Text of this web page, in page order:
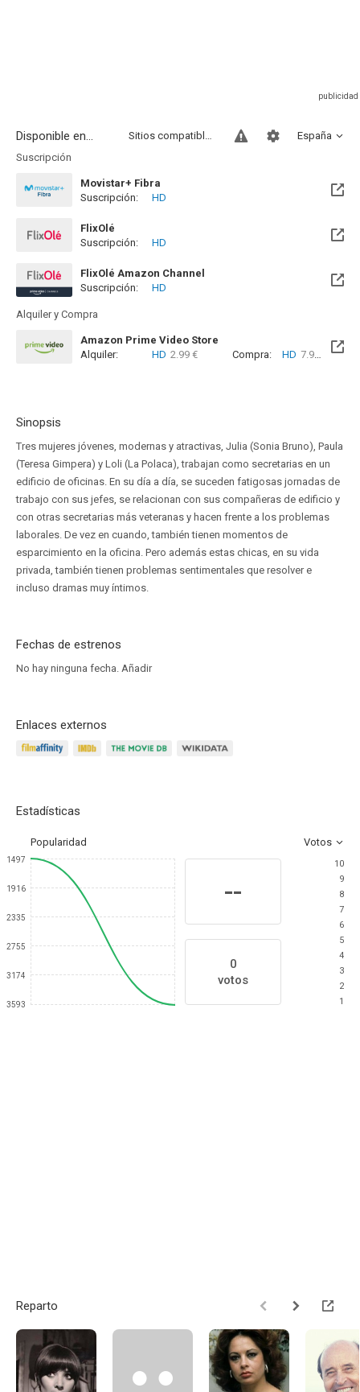
Disponible en... España
Sitios compatibles
Suscripción
Movistar+ Fibra
Disponible hasta el Vie, 01 Ene 2100 (Quedan 73 años)
Suscripción: HD
FlixOlé
Suscripción:
HD
FlixOlé Amazon Channel
Suscripción:
HD
Alquiler y Compra
Amazon Prime Video Store
Alquiler:
HD 2.99 € Compra: HD 7.99 €
Sinopsis
Tres mujeres jóvenes, modernas y atractivas, Julia (Sonia Bruno), Paula
(Teresa Gimpera) y Loli (La Polaca), trabajan como secretarias en un
edificio de oficinas. En su día a día, se suceden fatigosas jornadas de
trabajo con sus jefes, se relacionan con sus compañeras de edificio y
con otras secretarias más veteranas y hacen frente a los problemas
laborales. De vez en cuando, también tienen momentos de
esparcimiento en la oficina. Pero además estas chicas, en su vida
privada, también tienen problemas sentimentales que resolver e
incluso dramas muy íntimos.
Fechas de estrenos
No hay ninguna fecha. Añadir
Enlaces externos
Estadísticas
Popularidad Votos
1497
1916
2335
2755
3174
3593
--
0
votos
10
9
8
7
6
5
4
3
2
1
Reparto